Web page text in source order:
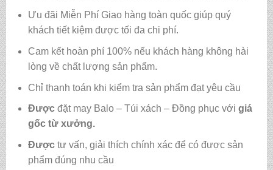
Ưu đãi Miễn Phí Giao hàng toàn quốc giúp quý
khách tiết kiệm được tối đa chi phí.
Cam kết hoàn phí 100% nếu khách hàng không hài
lòng về chất lượng sản phẩm.
Chỉ thanh toán khi kiểm tra sản phẩm đạt yêu cầu
Đượcđặt may Balo – Túi xách – Đồng phục với giá
gốc từ xưởng.
Được tư vấn, giải thích chính xác để có được sản
phẩm đúng nhu cầu